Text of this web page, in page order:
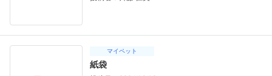
マイペット
紙袋